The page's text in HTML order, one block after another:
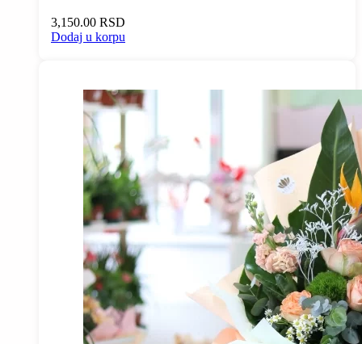
3,150.00 RSD
Dodaj u korpu